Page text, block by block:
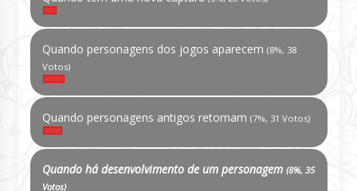
Quando personagens dos jogos aparecem (8%, 38
Votos)
Quando personagens antigos retornam (7%, 31 Votos)
Quando há desenvolvimento de um personagem (8%, 35
Votos)